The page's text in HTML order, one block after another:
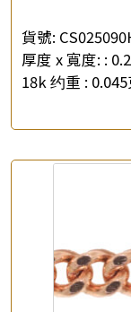
*e-
貨號:
厚度 x 寬度: :
18k 约重 :